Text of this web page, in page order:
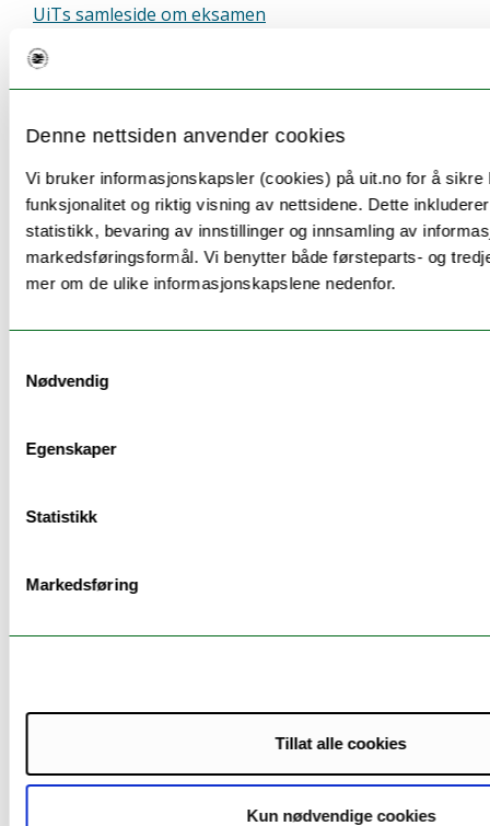
Denne nettsiden anvender cookies
Vi bruker informasjonskapsler (cookies) på uit.no for å sikre
funksjonalitet og riktig visning av nettsidene. Dette
statistikk, bevaring av innstillinger og innsamling av
markedsføringsformål. Vi benytter både førsteparts- og
mer om de ulike informasjonskapslene nedenfor.
Nødvendig
Egenskaper
Statistikk
Markedsføring
Tillat alle cookies
Kun nødvendige cookies
UiTs samleside om eksamen
Mer info om arbeidskrav
fra høstsemesteret.
Arbeidskrav, vår: 10 obligatoriske innleveringer fra
vårsemesteret.
Kontinuasjonseksamen
Det gis rett til kontinuasjon for begge
deleksamenene.
Det er ikke krav om at begge deleksamenene som